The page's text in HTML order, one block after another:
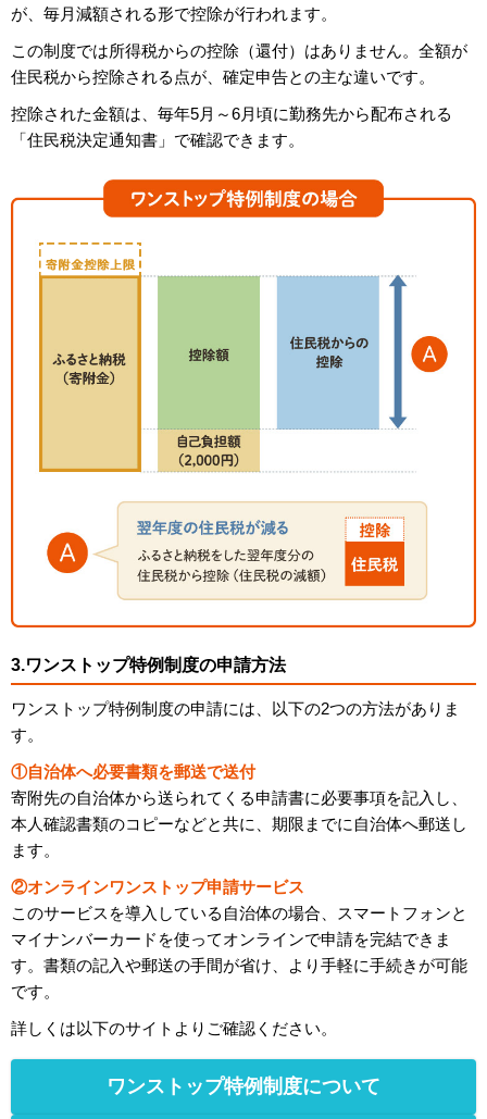
が、毎月減額される形で控除が行われます。
この制度では所得税からの控除（還付）はありません。全額が
住民税から控除される点が、確定申告との主な違いです。
控除された金額は、毎年5月～6月頃に勤務先から配布される
「住民税決定通知書」で確認できます。
3.ワンストップ特例制度の申請方法
ワンストップ特例制度の申請には、以下の2つの方法がありま
す。
①自治体へ必要書類を郵送で送付
寄附先の自治体から送られてくる申請書に必要事項を記入し、
本人確認書類のコピーなどと共に、期限までに自治体へ郵送し
ます。
②オンラインワンストップ申請サービス
このサービスを導入している自治体の場合、スマートフォンと
マイナンバーカードを使ってオンラインで申請を完結できま
す。書類の記入や郵送の手間が省け、より手軽に手続きが可能
です。
詳しくは以下のサイトよりご確認ください。
ワンストップ特例制度について